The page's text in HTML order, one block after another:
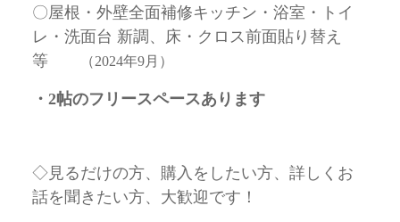
〇屋根・外壁全面補修キッチン・浴室・トイ
レ・洗面台 新調、床・クロス前面貼り替え
等
（2024年9月）
・2帖のフリースペースあります
◇見るだけの方、購入をしたい方、詳しくお
話を聞きたい方、大歓迎です！